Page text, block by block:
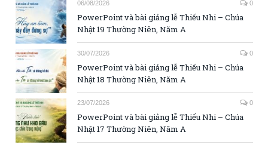
06/08/2026 0
PowerPoint và bài giảng lễ Thiếu Nhi – Chúa
Nhật 19 Thường Niên, Năm A
30/07/2026 0
PowerPoint và bài giảng lễ Thiếu Nhi – Chúa
Nhật 18 Thường Niên, Năm A
23/07/2026 0
PowerPoint và bài giảng lễ Thiếu Nhi – Chúa
Nhật 17 Thường Niên, Năm A